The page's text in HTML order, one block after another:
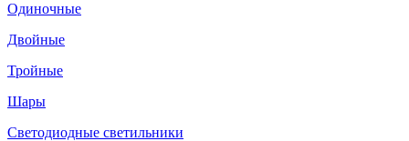
Одиночные
Двойные
Тройные
Шары
Светодиодные светильники